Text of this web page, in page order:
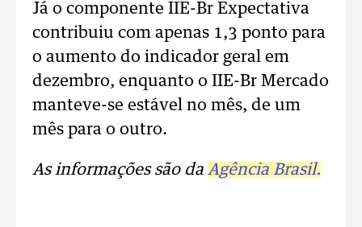
Já o componente IIE-Br Expectativa
contribuiu com apenas 1,3 ponto para
o aumento do indicador geral em
dezembro, enquanto o IIE-Br Mercado
manteve-se estável no mês, de um
mês para o outro.
As informações são da Agência Brasil.